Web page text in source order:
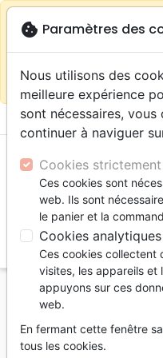
warningSelon votre
localisation (États-
sur la boutique La
menu
Accueil Auteurs
John Nelson
cookie Paramètres des
Nous utilisons des
meilleure expérience
sont nécessaires,
continuer à naviguer
Cookies
Ces cookies sont
web. Ils sont
le panier et la
Cookies analytiques
Ces cookies collectent
visites, les appareils et
appuyons sur ces
web.
En fermant cette fenêtre
tous les cookies.